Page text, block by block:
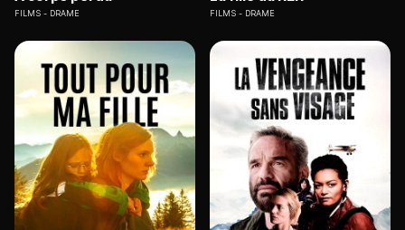
FILMS DRAME FILMS DRAME